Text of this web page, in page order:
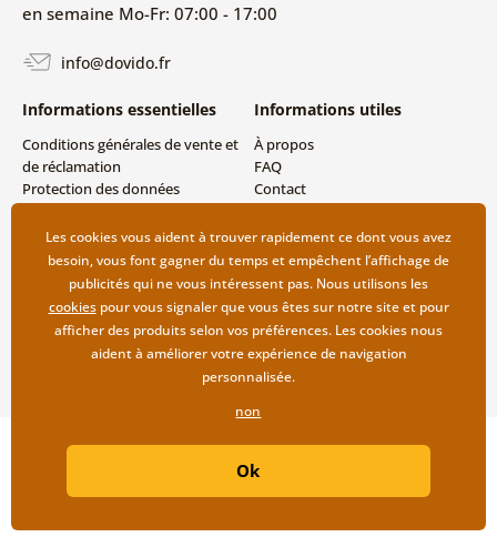
en semaine Mo-Fr: 07:00 - 17:00
info@dovido.fr
Informations essentielles
Conditions générales de vente et
de réclamation
Protection des données
Modes de livraison et de
paiement
Retour des produits
Informations utiles
À propos
FAQ
Contact
Copyright ©2019 © Dovido.fr.
| Boutique en ligne créée par
Les cookies vous aident à trouver rapidement ce dont vous avez
besoin, vous font gagner du temps et empêchent l’affichage de
publicités qui ne vous intéressent pas. Nous utilisons les
cookiespour vous signaler que vous êtes sur notre site et pour
afficher des produits selon vos préférences. Les cookies nous
aident à améliorer votre expérience de navigation
personnalisée.
non
Ok